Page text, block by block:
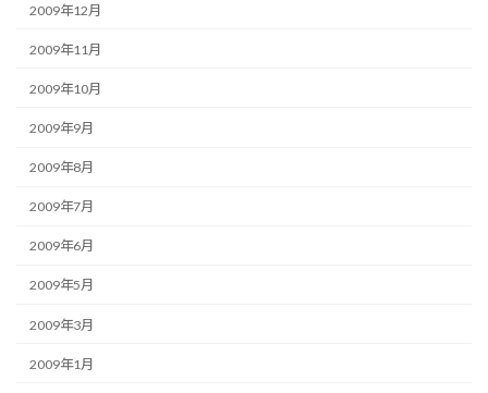
2009年12月
2009年11月
2009年10月
2009年9月
2009年8月
2009年7月
2009年6月
2009年5月
2009年3月
2009年1月